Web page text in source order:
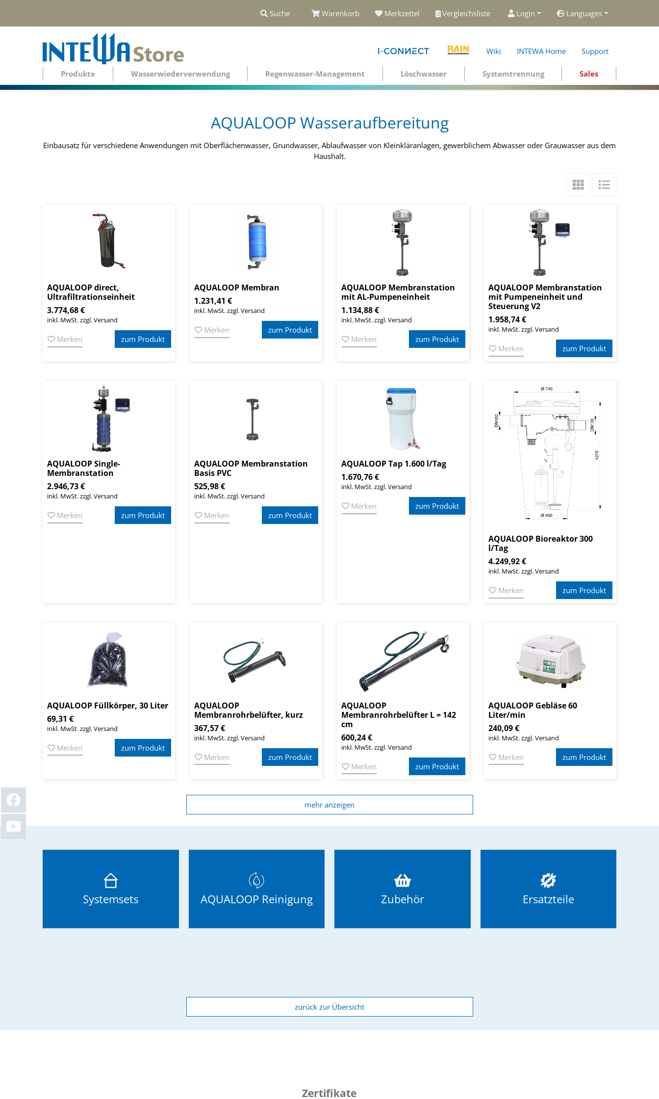
Suche Warenkorb Merkzettel Vergleichsliste Login Languages
Wiki INTEWA Home Support
Produkte Wasserwiederverwendung Regenwasser-Management Löschwasser Systemtrennung Sales
AQUALOOP Wasseraufbereitung
Einbausatz für verschiedene Anwendungen mit Oberflächenwasser, Grundwasser, Ablaufwasser von Kleinkläranlagen, gewerblichem Abwasser oder Grauwasser aus dem
Haushalt.
AQUALOOP direct,
Ultrafiltrationseinheit
3.774,68 €
inkl. MwSt. zzgl. Versand
Merken zum Produkt
AQUALOOP Membran
1.231,41 €
inkl. MwSt. zzgl. Versand
Merken zum Produkt
AQUALOOP Membranstation
mit AL-Pumpeneinheit
1.134,88 €
inkl. MwSt. zzgl. Versand
Merken zum Produkt
AQUALOOP Membranstation
mit Pumpeneinheit und
Steuerung V2
1.958,74 €
inkl. MwSt. zzgl. Versand
Merken zum Produkt
AQUALOOP Single-
Membranstation
2.946,73 €
inkl. MwSt. zzgl. Versand
Merken zum Produkt
AQUALOOP Membranstation
Basis PVC
525,98 €
inkl. MwSt. zzgl. Versand
Merken zum Produkt
AQUALOOP Tap 1.600 l/Tag
1.670,76 €
inkl. MwSt. zzgl. Versand
Merken zum Produkt
AQUALOOP Bioreaktor 300
l/Tag
4.249,92 €
inkl. MwSt. zzgl. Versand
Merken zum Produkt
AQUALOOP Füllkörper, 30 Liter
69,31 €
inkl. MwSt. zzgl. Versand
Merken zum Produkt
AQUALOOP
Membranrohrbelüfter, kurz
367,57 €
inkl. MwSt. zzgl. Versand
Merken zum Produkt
AQUALOOP
Membranrohrbelüfter L = 142
cm
600,24 €
inkl. MwSt. zzgl. Versand
Merken zum Produkt
AQUALOOP Gebläse 60
Liter/min
240,09 €
inkl. MwSt. zzgl. Versand
Merken zum Produkt
mehr anzeigen
Systemsets AQUALOOP Reinigung Zubehör Ersatzteile
zurück zur Übersicht
Zertifikate